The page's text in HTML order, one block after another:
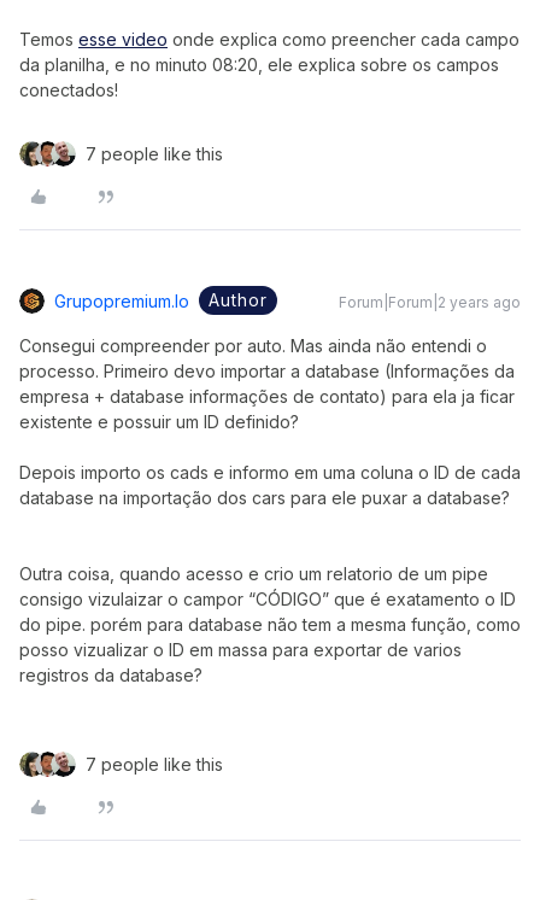
Temos esse video onde explica como preencher cada campo
da planilha, e no minuto 08:20, ele explica sobre os campos
conectados!
7 people like this
Grupopremium.io Author Forum|Forum|2 years ago
Consegui compreender por auto. Mas ainda não entendi o
processo. Primeiro devo importar a database (Informações da
empresa + database informações de contato) para ela ja ficar
existente e possuir um ID definido?
Depois importo os cads e informo em uma coluna o ID de cada
database na importação dos cars para ele puxar a database?
Outra coisa, quando acesso e crio um relatorio de um pipe
consigo vizulaizar o campor “CÓDIGO” que é exatamento o ID
do pipe. porém para database não tem a mesma função, como
posso vizualizar o ID em massa para exportar de varios
registros da database?
7 people like this